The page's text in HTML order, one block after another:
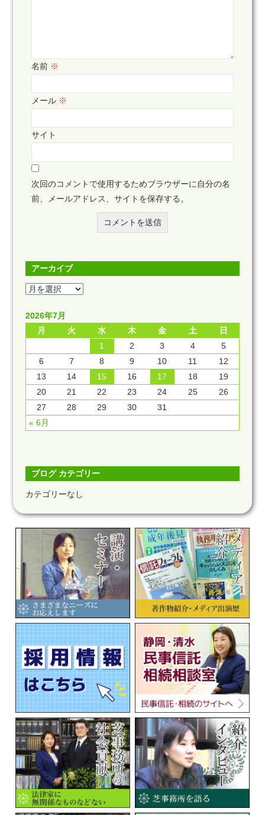
名前 ※
メール ※
サイト
次回のコメントで使用するためブラウザーに自分の名
前、メールアドレス、サイトを保存する。
アーカイブ
2026年7月
月
火 水 木 金 土 日
« 6月
1 2 3 4
5
6
7 8 9 10 11
12
13
14 15 16 17 18
19
20
21 22 23 24 25
26
27
28 29 30 31
ブログ カテゴリー
カテゴリーなし